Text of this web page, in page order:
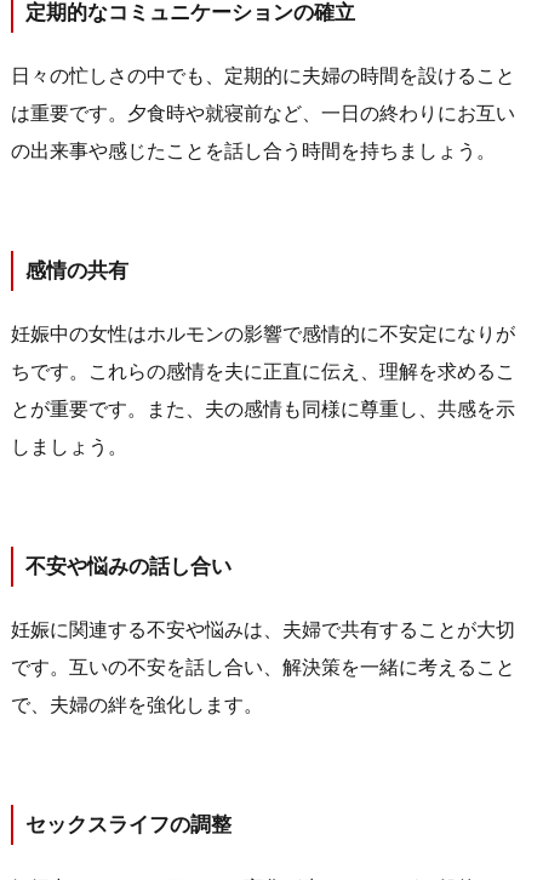
定期的なコミュニケーションの確立
日々の忙しさの中でも、定期的に夫婦の時間を設けること
は重要です。夕食時や就寝前など、一日の終わりにお互い
の出来事や感じたことを話し合う時間を持ちましょう。
感情の共有
妊娠中の女性はホルモンの影響で感情的に不安定になりが
ちです。これらの感情を夫に正直に伝え、理解を求めるこ
とが重要です。また、夫の感情も同様に尊重し、共感を示
しましょう。
不安や悩みの話し合い
妊娠に関連する不安や悩みは、夫婦で共有することが大切
です。互いの不安を話し合い、解決策を一緒に考えること
で、夫婦の絆を強化します。
セックスライフの調整